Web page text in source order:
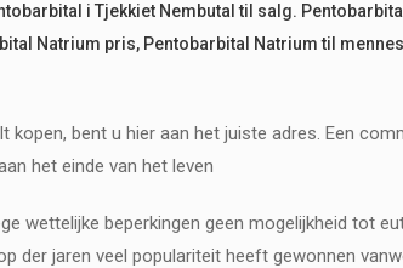
i Tjekkiet Nembutal til salg.
Natrium pris, Pentobarbital Natrium til
kopen, bent u hier aan het juiste adres. Een
het einde van het leven
wettelijke beperkingen geen mogelijkheid tot
der jaren veel populariteit heeft gewonnen